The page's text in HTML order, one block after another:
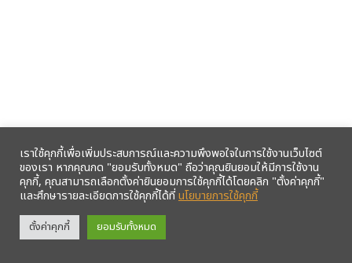
รับข้อมูลข่าวสารจากสหกรณ์ฯ ผ่าน LINE ก่อนใคร คลิก!
เราใช้คุกกี้เพื่อเพิ่มประสบการณ์และความพึงพอใจในการใช้งานเว็บไซต์
ของเรา หากคุณกด "ยอมรับทั้งหมด" ถือว่าคุณยินยอมให้มีการใช้งาน
คุกกี้, คุณสามารถเลือกตั้งค่ายินยอมการใช้คุกกี้ได้โดยคลิก "ตั้งค่าคุกกี้"
และศึกษารายละเอียดการใช้คุกกี้ได้ที่นโยบายการใช้คุกกี้
ตั้งค่าคุกกี้ ยอมรับทั้งหมด